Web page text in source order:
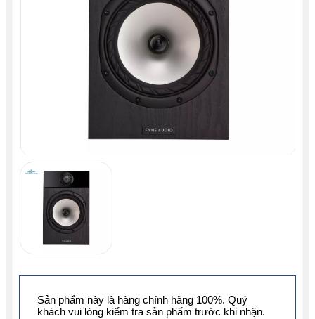
Sản phẩm này là hàng chính hãng 100%. Quý
khách vui lòng kiểm tra sản phẩm trước khi nhận.